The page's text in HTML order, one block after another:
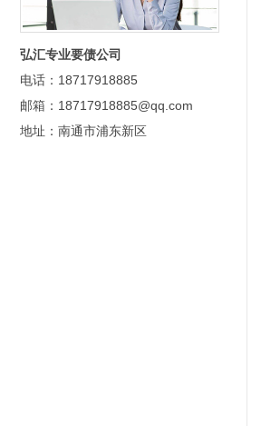
弘汇专业要债公司
电话：18717918885
邮箱：18717918885@qq.com
地址：南通市浦东新区